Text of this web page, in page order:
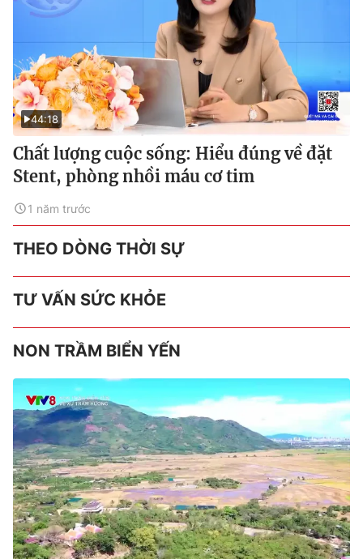
44:18
Chất lượng cuộc sống: Hiểu đúng về đặt
Stent, phòng nhồi máu cơ tim
1 năm trước
THEO DÒNG THỜI SỰ
TƯ VẤN SỨC KHỎE
NON TRẦM BIỂN YẾN